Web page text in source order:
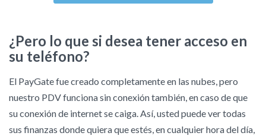
¿Pero lo que si desea tener acceso en
su teléfono?
El PayGate fue creado completamente en las nubes, pero
nuestro PDV funciona sin conexión también, en caso de que
su conexión de internet se caiga. Así, usted puede ver todas
sus finanzas donde quiera que estés, en cualquier hora del día,